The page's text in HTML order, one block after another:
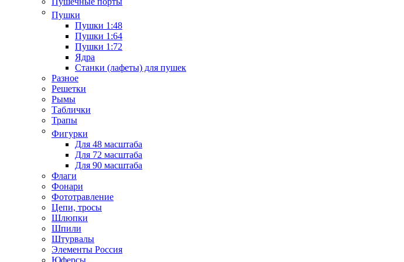
Пушки
Пушки 1:48
Пушки 1:64
Пушки 1:72
Ядра
Станки (лафеты) для пушек
Разное
Решетки
Рымы
Таблички
Трапы
Фигурки
Для 48 масштаба
Для 72 масштаба
Для 90 масштаба
Флаги
Фонари
Фототравление
Цепи, тросы
Шлюпки
Шпили
Штурвалы
Элементы Россия
Юферсы